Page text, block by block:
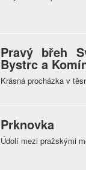
Pravý břeh
Bystrc a
Krásná procházka v
Prknovka
Údolí mezi pražskými